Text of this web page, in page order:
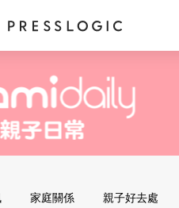
家庭關係 親子好去處